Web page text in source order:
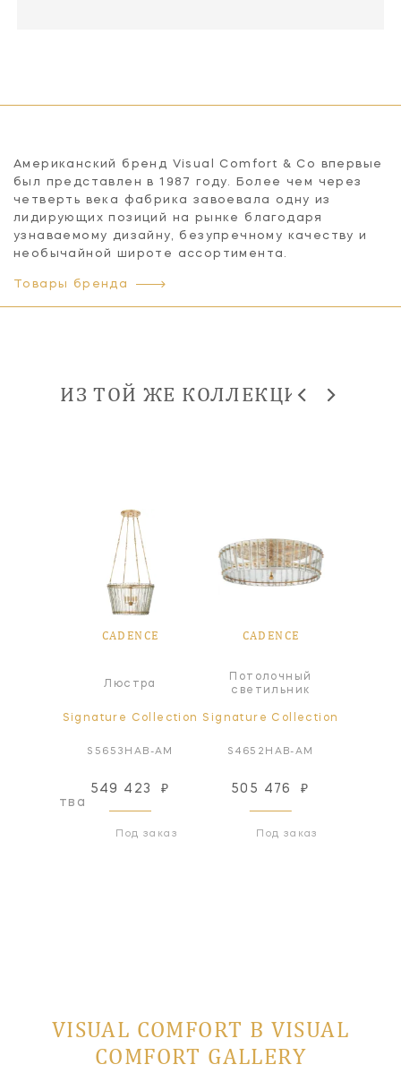
Американский бренд Visual Comfort & Co впервые
был представлен в 1987 году. Более чем через
четверть века фабрика завоевала одну из
лидирующих позиций на рынке благодаря
узнаваемому дизайну, безупречному качеству и
необычайной широте ассортимента.
Товары бренда
ИЗ ТОЙ ЖЕ КОЛЛЕКЦИИ
CADENCE
Люстра
Signature Collection
S5653HAB-AM
549 423 ₽
Под заказ
CADENCE
Потолочный
светильник
Signature Collection
S4652HAB-AM
505 476 ₽
Под заказ
VISUAL COMFORT В VISUAL
COMFORT GALLERY